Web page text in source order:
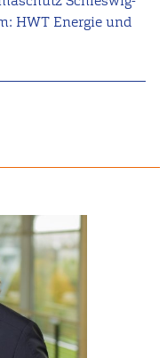
HWT Energie und